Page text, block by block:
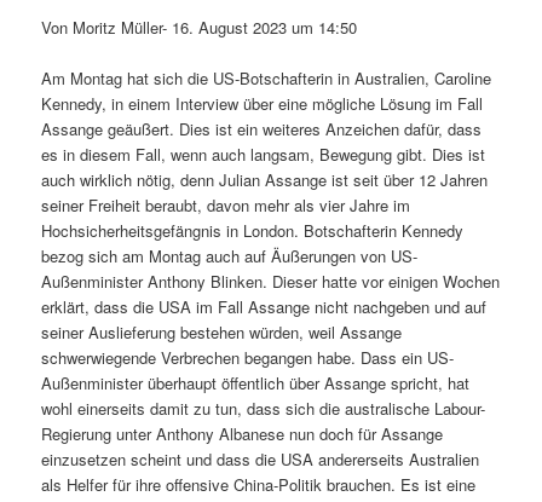
Von Moritz Müller- 16. August 2023 um 14:50
Am Montag hat sich die US-Botschafterin in Australien, Caroline
Kennedy, in einem Interview über eine mögliche Lösung im Fall
Assange geäußert. Dies ist ein weiteres Anzeichen dafür, dass
es in diesem Fall, wenn auch langsam, Bewegung gibt. Dies ist
auch wirklich nötig, denn Julian Assange ist seit über 12 Jahren
seiner Freiheit beraubt, davon mehr als vier Jahre im
Hochsicherheitsgefängnis in London. Botschafterin Kennedy
bezog sich am Montag auch auf Äußerungen von US-
Außenminister Anthony Blinken. Dieser hatte vor einigen Wochen
erklärt, dass die USA im Fall Assange nicht nachgeben und auf
seiner Auslieferung bestehen würden, weil Assange
schwerwiegende Verbrechen begangen habe. Dass ein US-
Außenminister überhaupt öffentlich über Assange spricht, hat
wohl einerseits damit zu tun, dass sich die australische Labour-
Regierung unter Anthony Albanese nun doch für Assange
einzusetzen scheint und dass die USA andererseits Australien
als Helfer für ihre offensive China-Politik brauchen. Es ist eine